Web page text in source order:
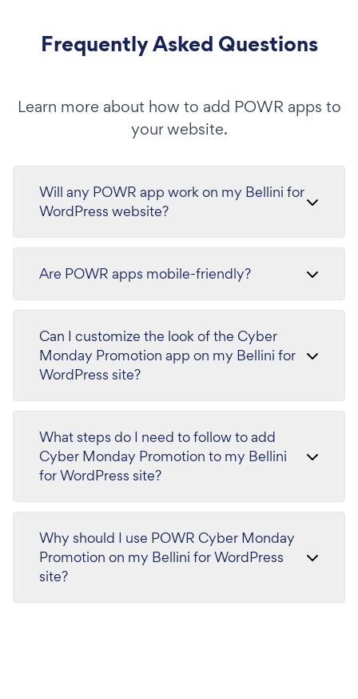
Frequently Asked Questions
Learn more about how to add POWR apps to
your website.
Will any POWR app work on my Bellini for
WordPress website?
Are POWR apps mobile-friendly?
Can I customize the look of the Cyber
Monday Promotion app on my Bellini for
WordPress site?
What steps do I need to follow to add
Cyber Monday Promotion to my Bellini
for WordPress site?
Why should I use POWR Cyber Monday
Promotion on my Bellini for WordPress
site?